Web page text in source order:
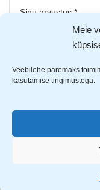
Meie
Veebilehe paremaks
kasutamise tingimustega.
Sinu arvustus*
Upload up to 5